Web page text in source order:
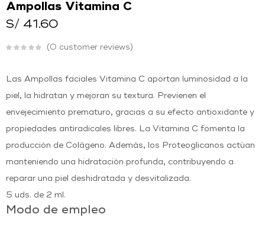
Ampollas Vitamina C
S/ 41.60
0 customer reviews
Las Ampollas faciales Vitamina C aportan luminosidad a la
piel, la hidratan y mejoran su textura. Previenen el
envejecimiento prematuro, gracias a su efecto antioxidante y
propiedades antiradicales libres. La Vitamina C fomenta la
producción de Colágeno. Además, los Proteoglicanos actúan
manteniendo una hidratación profunda, contribuyendo a
reparar una piel deshidratada y desvitalizada.
5 uds. de 2 ml.
Modo de empleo